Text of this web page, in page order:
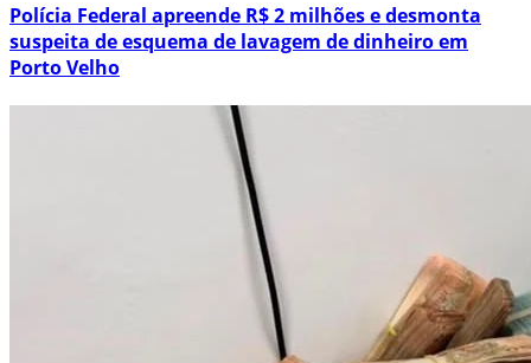
Polícia Federal apreende R$ 2 milhões e desmonta
suspeita de esquema de lavagem de dinheiro em
Porto Velho